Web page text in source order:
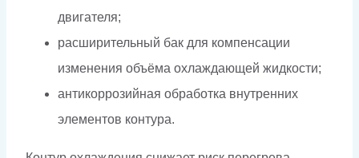
двигателя;
расширительный бак для компенсации
изменения объёма охлаждающей жидкости;
антикоррозийная обработка внутренних
элементов контура.